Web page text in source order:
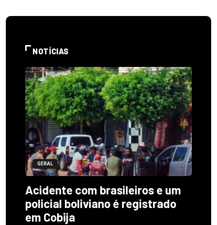
NOTÍCIAS
GERAL
Acidente com brasileiros e um
policial boliviano é registrado
em Cobija